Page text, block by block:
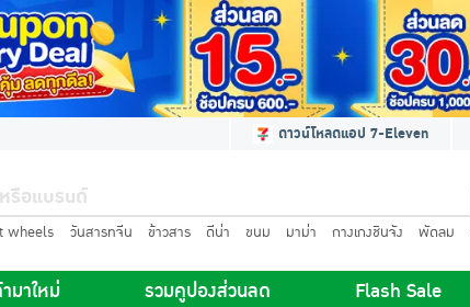
ดาวน์โหลดแอป 7-Eleven
wheels วันสารทจีน ข้าวสาร ดีน่า ขนม มาม่า กางเกงชินจัง พัดลม
มาใหม่ รวมคูปองส่วนลด Flash Sale